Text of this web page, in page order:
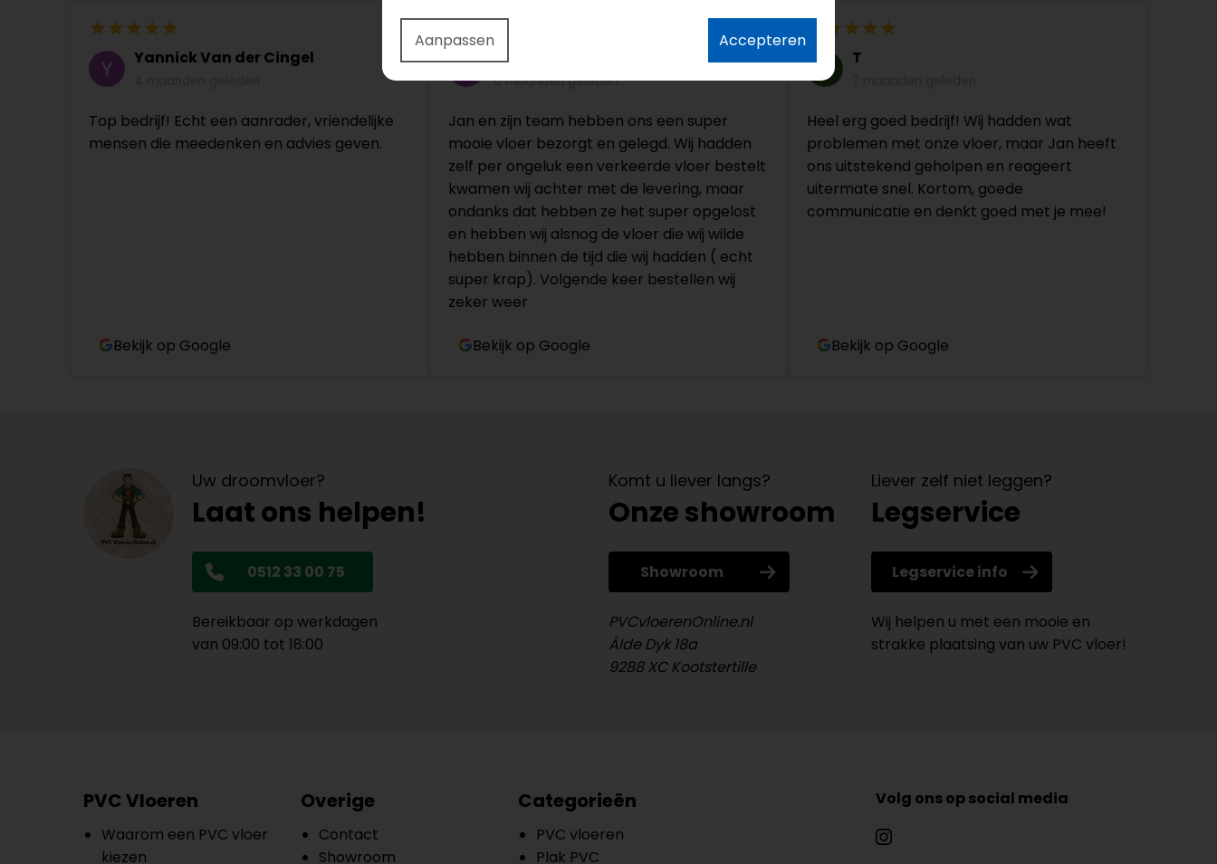
Yannick Van der Cingel
Top bedrijf! Echt een aanrader, vriendelijke
mensen die meedenken en advies geven.
Bekijk op Google
bas bas
6 maanden geleden
Jan en zijn team hebben ons een super
mooie vloer bezorgt en gelegd. Wij hadden
zelf per ongeluk een verkeerde vloer bestelt
kwamen wij achter met de levering, maar
ondanks dat hebben ze het super opgelost
en hebben wij alsnog de vloer die wij wilde
hebben binnen de tijd die wij hadden ( echt
super krap). Volgende keer bestellen wij
zeker weer
Bekijk op Google
T
Heel erg goed bedrijf! Wij hadden wat
problemen met onze vloer, maar Jan heeft
ons uitstekend geholpen en reageert
uitermate snel. Kortom, goede
communicatie en denkt goed met je mee!
Bekijk op Google
Aanpassen Accepteren
Uw droomvloer?
Laat ons helpen!
0512 33 00 75
Bereikbaar op werkdagen
van 09:00 tot 18:00
Komt u liever langs?
Onze showroom
Showroom
PVCvloerenOnline.nl
Âlde Dyk 18a
9288 XC Kootstertille
Liever zelf niet leggen?
Legservice
Legservice info
Wij helpen u met een mooie en
strakke plaatsing van uw PVC vloer!
PVC Vloeren
Waarom een PVC vloer
kiezen
Overige
Contact
Showroom
Categorieën
PVC vloeren
Plak PVC
Volg ons op social media